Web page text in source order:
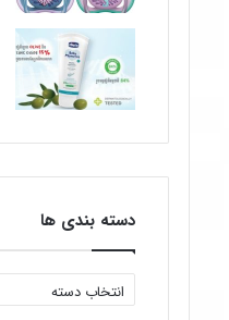
دسته بندی ها
دسته
بندی